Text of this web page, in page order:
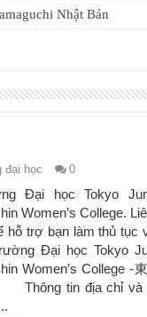
Nhật Bản
đại học 0
Đại học Tokyo
Women’s College.
hỗ trợ bạn làm thủ tục
Đại học Tokyo
Women’s College -
tin địa chỉ và